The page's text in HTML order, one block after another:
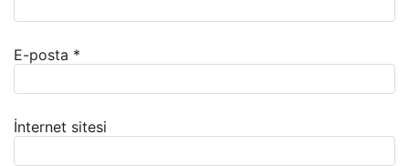
E-posta *
İnternet sitesi